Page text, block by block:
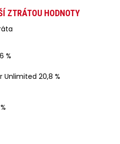
ZTRÁTOU HODNOTY
%
20,8 %